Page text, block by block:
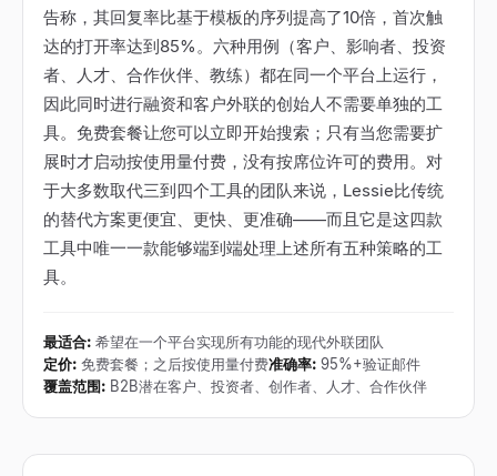
告称，其回复率比基于模板的序列提高了10倍，首次触
达的打开率达到85%。六种用例（客户、影响者、投资
者、人才、合作伙伴、教练）都在同一个平台上运行，
因此同时进行融资和客户外联的创始人不需要单独的工
具。免费套餐让您可以立即开始搜索；只有当您需要扩
展时才启动按使用量付费，没有按席位许可的费用。对
于大多数取代三到四个工具的团队来说，Lessie比传统
的替代方案更便宜、更快、更准确——而且它是这四款
工具中唯一一款能够端到端处理上述所有五种策略的工
具。
最适合: 希望在一个平台实现所有功能的现代外联团队
定价: 免费套餐；之后按使用量付费准确率: 95%+验证邮件
覆盖范围: B2B潜在客户、投资者、创作者、人才、合作伙伴